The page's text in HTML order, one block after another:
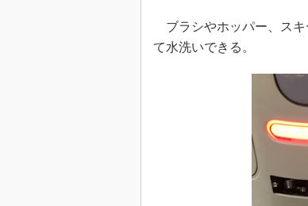
ブラシやホッパー、スキ
て水洗いできる。